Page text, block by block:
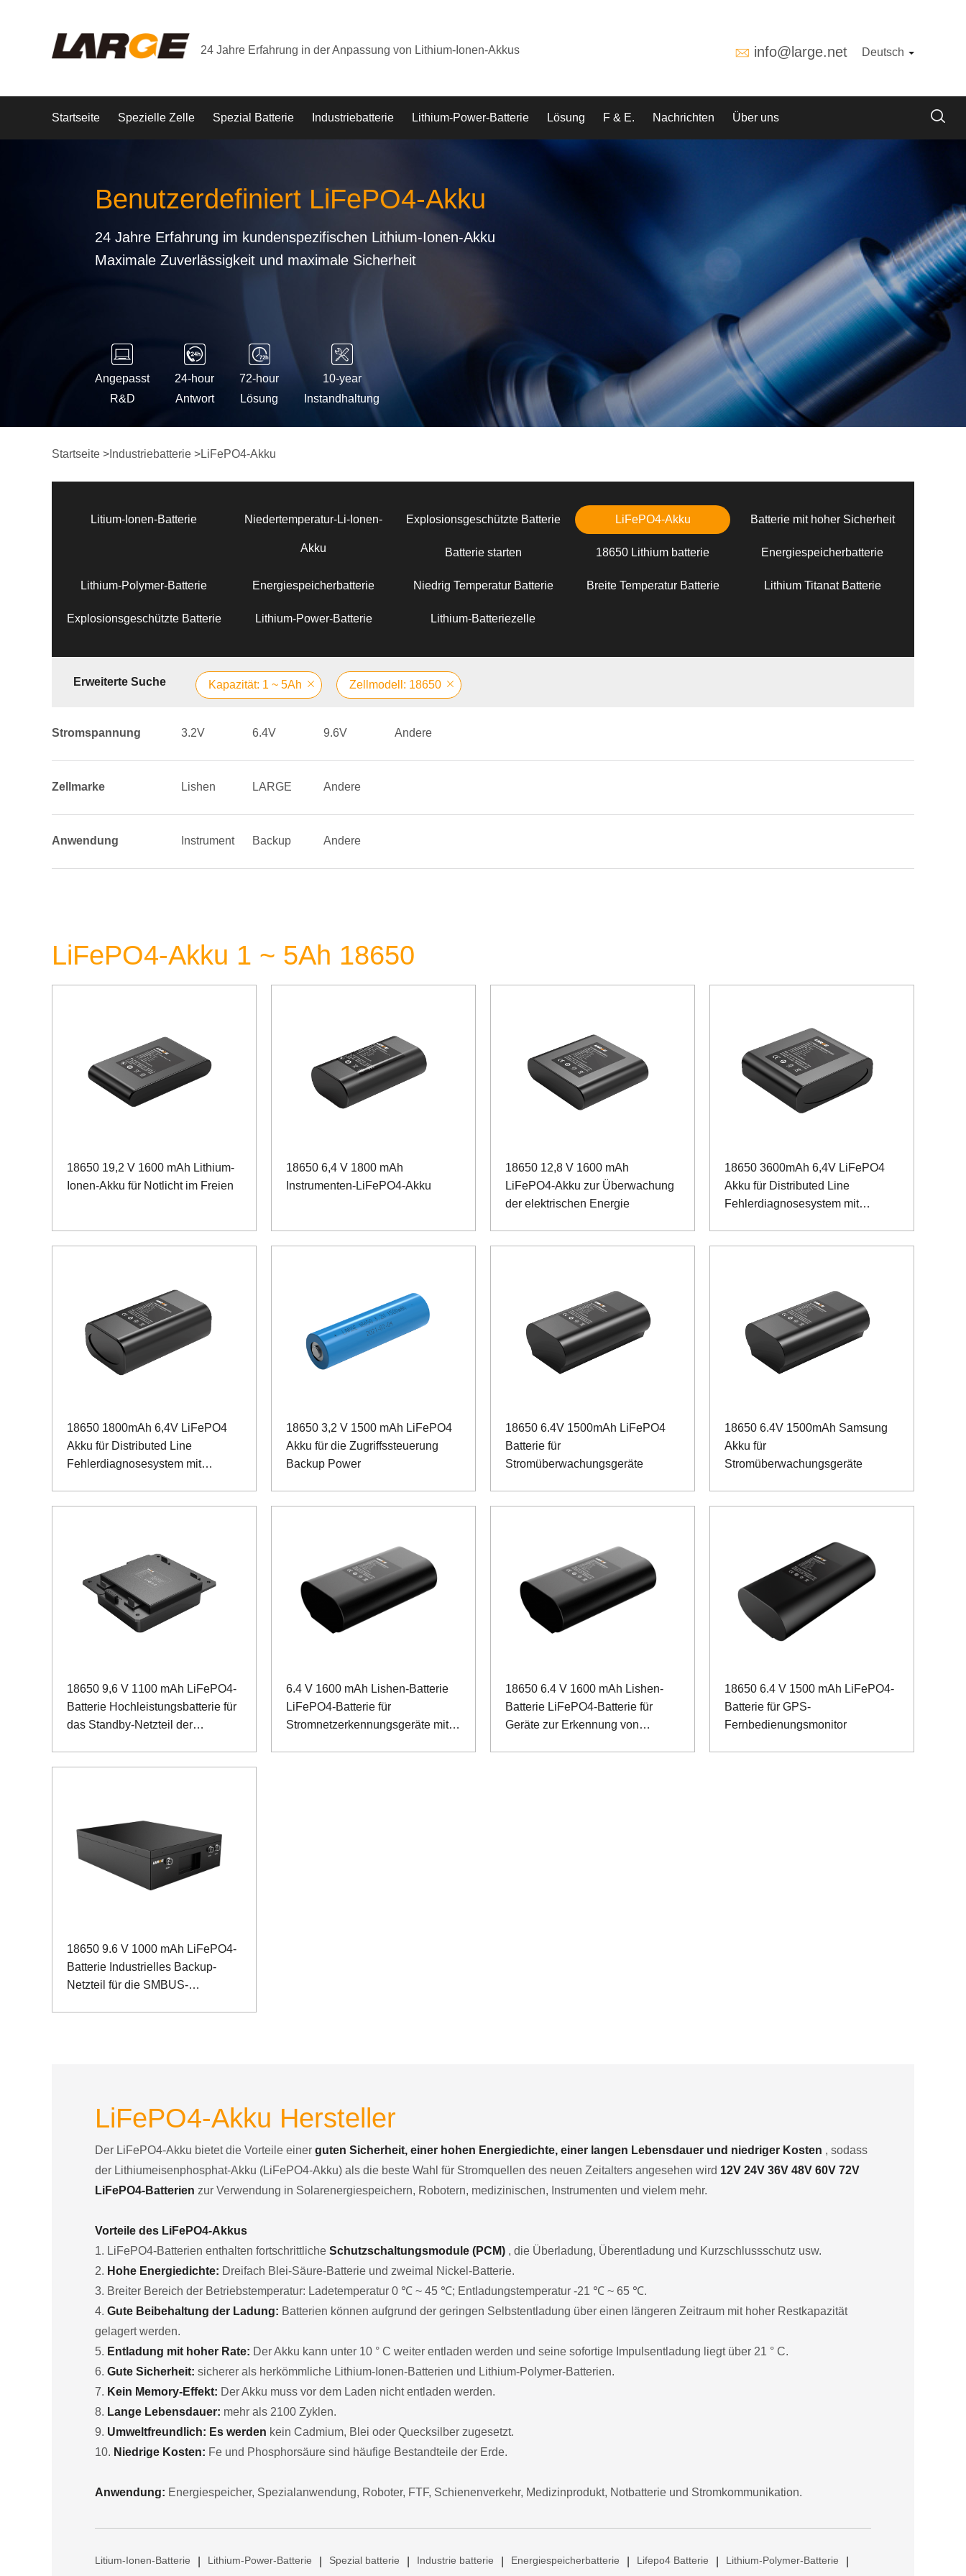
24 Jahre Erfahrung in der Anpassung von Lithium-Ionen-Akkus info@large.net Deutsch
Startseite Spezielle Zelle Spezial Batterie Industriebatterie Lithium-Power-Batterie Lösung F & E. Nachrichten Über uns
Benutzerdefiniert LiFePO4-Akku
24 Jahre Erfahrung im kundenspezifischen Lithium-Ionen-Akku
Maximale Zuverlässigkeit und maximale Sicherheit
Angepasst
R&D
24-hour
Antwort
72-hour
Lösung
10-year
Instandhaltung
Startseite > Industriebatterie >LiFePO4-Akku
Litium-Ionen-Batterie Niedertemperatur-Li-Ionen-
Akku
Explosionsgeschützte Batterie LiFePO4-Akku Batterie mit hoher Sicherheit
Batterie starten 18650 Lithium batterie Energiespeicherbatterie
Lithium-Polymer-Batterie Energiespeicherbatterie Niedrig Temperatur Batterie Breite Temperatur Batterie Lithium Titanat Batterie
Explosionsgeschützte Batterie Lithium-Power-Batterie Lithium-Batteriezelle
Erweiterte Suche Kapazität: 1 ~ 5Ah Zellmodell: 18650
Stromspannung 3.2V 6.4V 9.6V Andere
Zellmarke Lishen LARGE Andere
Anwendung Instrument Backup Andere
LiFePO4-Akku 1 ~ 5Ah 18650
18650 19,2 V 1600 mAh Lithium-
Ionen-Akku für Notlicht im Freien
18650 6,4 V 1800 mAh
Instrumenten-LiFePO4-Akku
18650 12,8 V 1600 mAh
LiFePO4-Akku zur Überwachung
der elektrischen Energie
18650 3600mAh 6,4V LiFePO4
Akku für Distributed Line
Fehlerdiagnosesystem mit
18650 1800mAh 6,4V LiFePO4
Akku für Distributed Line
Fehlerdiagnosesystem mit
18650 3,2 V 1500 mAh LiFePO4
Akku für die Zugriffssteuerung
Backup Power
18650 6.4V 1500mAh LiFePO4
Batterie für
Stromüberwachungsgeräte
18650 6.4V 1500mAh Samsung
Akku für
Stromüberwachungsgeräte
18650 9,6 V 1100 mAh LiFePO4-
Batterie Hochleistungsbatterie für
das Standby-Netzteil der
6.4 V 1600 mAh Lishen-Batterie
LiFePO4-Batterie für
Stromnetzerkennungsgeräte mit
18650 6.4 V 1600 mAh Lishen-
Batterie LiFePO4-Batterie für
Geräte zur Erkennung von
18650 6.4 V 1500 mAh LiFePO4-
Batterie für GPS-
Fernbedienungsmonitor
18650 9.6 V 1000 mAh LiFePO4-
Batterie Industrielles Backup-
Netzteil für die SMBUS-
LiFePO4-Akku Hersteller
Der LiFePO4-Akku bietet die Vorteile einer guten Sicherheit, einer hohen Energiedichte, einer langen Lebensdauer und niedriger Kosten , sodass
der Lithiumeisenphosphat-Akku (LiFePO4-Akku) als die beste Wahl für Stromquellen des neuen Zeitalters angesehen wird 12V 24V 36V 48V 60V 72V
LiFePO4-Batterien zur Verwendung in Solarenergiespeichern, Robotern, medizinischen, Instrumenten und vielem mehr.
Vorteile des LiFePO4-Akkus
1. LiFePO4-Batterien enthalten fortschrittliche Schutzschaltungsmodule (PCM) , die Überladung, Überentladung und Kurzschlussschutz usw.
2. Hohe Energiedichte: Dreifach Blei-Säure-Batterie und zweimal Nickel-Batterie.
3. Breiter Bereich der Betriebstemperatur: Ladetemperatur 0 ℃ ~ 45 ℃; Entladungstemperatur -21 ℃ ~ 65 ℃.
4. Gute Beibehaltung der Ladung: Batterien können aufgrund der geringen Selbstentladung über einen längeren Zeitraum mit hoher Restkapazität
gelagert werden.
5. Entladung mit hoher Rate: Der Akku kann unter 10 ° C weiter entladen werden und seine sofortige Impulsentladung liegt über 21 ° C.
6. Gute Sicherheit: sicherer als herkömmliche Lithium-Ionen-Batterien und Lithium-Polymer-Batterien.
7. Kein Memory-Effekt: Der Akku muss vor dem Laden nicht entladen werden.
8. Lange Lebensdauer: mehr als 2100 Zyklen.
9. Umweltfreundlich: Es werden kein Cadmium, Blei oder Quecksilber zugesetzt.
10. Niedrige Kosten: Fe und Phosphorsäure sind häufige Bestandteile der Erde.
Anwendung: Energiespeicher, Spezialanwendung, Roboter, FTF, Schienenverkehr, Medizinprodukt, Notbatterie und Stromkommunikation.
Litium-Ionen-Batterie Lithium-Power-Batterie Spezial batterie Industrie batterie Energiespeicherbatterie Lifepo4 Batterie Lithium-Polymer-Batterie